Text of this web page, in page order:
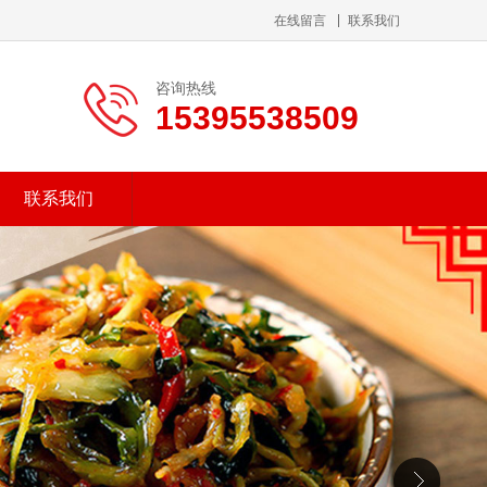
在线留言 联系我们
咨询热线
15395538509
联系我们